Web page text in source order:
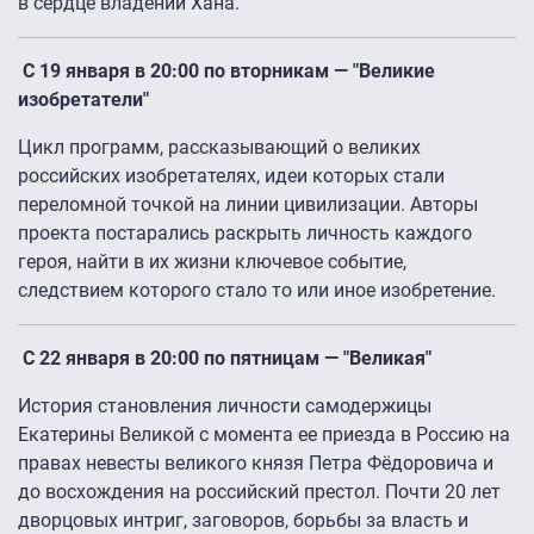
С 19 января в 20:00 по вторникам — "Великие
изобретатели"
Цикл программ, рассказывающий о великих
российских изобретателях, идеи которых стали
переломной точкой на линии цивилизации. Авторы
проекта постарались раскрыть личность каждого
героя, найти в их жизни ключевое событие,
следствием которого стало то или иное изобретение.
С 22 января в 20:00 по пятницам — "Великая"
История становления личности самодержицы
Екатерины Великой с момента ее приезда в Россию на
правах невесты великого князя Петра Фёдоровича и
до восхождения на российский престол. Почти 20 лет
дворцовых интриг, заговоров, борьбы за власть и